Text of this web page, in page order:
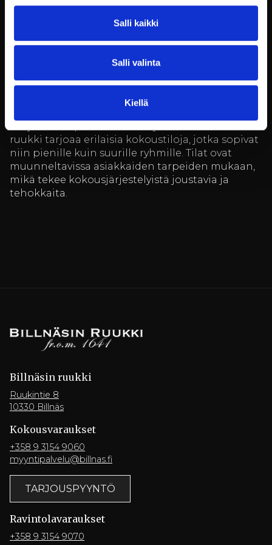
Salli kaikki
Salli valinta
Kiellä
Onnistunut kokous vaatii nykyaikaiset
ruukki tarjoaa kaikki tarvittavat teknologiset
välineet, kuten projektorit,
äänentoistojärjestelmät ja nopean internet-
yhteyden. Tämä varmistaa, että kokoukset sujuvat
ilman teknisiä ongelmia.
ruukki tarjoaa erilaisia kokoustiloja, jotka sopivat
niin pienille kuin suurille ryhmille. Tilat ovat
muunneltavissa asiakkaiden tarpeiden mukaan,
mikä tekee kokousjärjestelyistä joustavia ja
tehokkaita.
Billnäsin ruukki
Ruukintie 8
10330 Billnäs
Kokousvaraukset
+358 9 3154 9060
myyntipalvelu@billnas.fi
TARJOUSPYYNTÖ
Ravintola­varaukset
+358 9 3154 9070